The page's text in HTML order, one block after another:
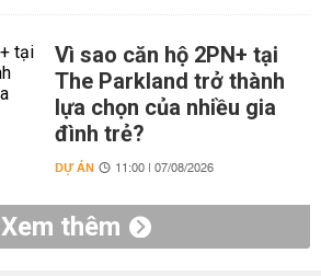
Vì sao căn hộ 2PN+ tại
The Parkland trở thành
lựa chọn của nhiều gia
đình trẻ?
DỰ ÁN 11:00 | 07/08/2026
Xem thêm